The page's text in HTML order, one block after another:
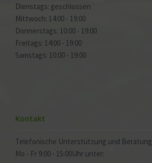
Dienstags: geschlossen
Mittwoch: 14:00 - 19:00
Donnerstags: 10:00 - 19:00
Freitags: 14:00 - 19:00
Samstags: 10:00 - 19:00
Kontakt
Telefonische Unterstützung und Beratung
Mo - Fr 9:00 - 15:00Uhr unter: